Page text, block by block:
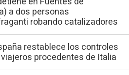
a dos personas
robando catalizadores
restablece los controles
procedentes de Italia